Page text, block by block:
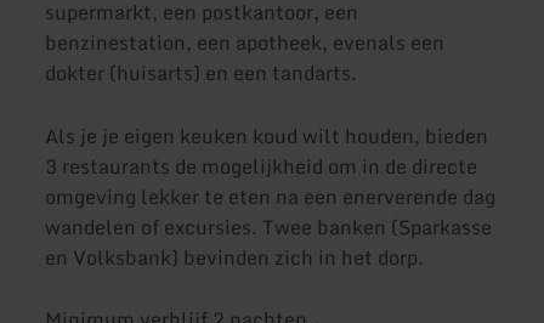
supermarkt, een postkantoor, een
benzinestation, een apotheek, evenals een
dokter (huisarts) en een tandarts.
Als je je eigen keuken koud wilt houden, bieden
3 restaurants de mogelijkheid om in de directe
omgeving lekker te eten na een enerverende dag
wandelen of excursies. Twee banken (Sparkasse
en Volksbank) bevinden zich in het dorp.